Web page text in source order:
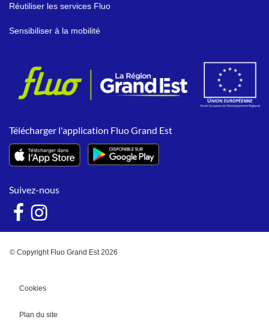
Réutiliser les services Fluo
Sensibiliser à la mobilité
Télécharger l'application Fluo Grand Est
Suivez-nous
© Copyright Fluo Grand Est 2026
Cookies
Plan du site